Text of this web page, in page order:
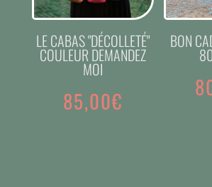
LE CABAS "DÉCOLLETÉ"
COULEUR DEMANDEZ
MOI
85,00€
BON